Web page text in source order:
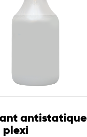
antistatique
plexi